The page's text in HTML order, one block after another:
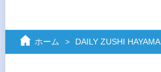
ホーム DAILY ZUSHI HAYAMA